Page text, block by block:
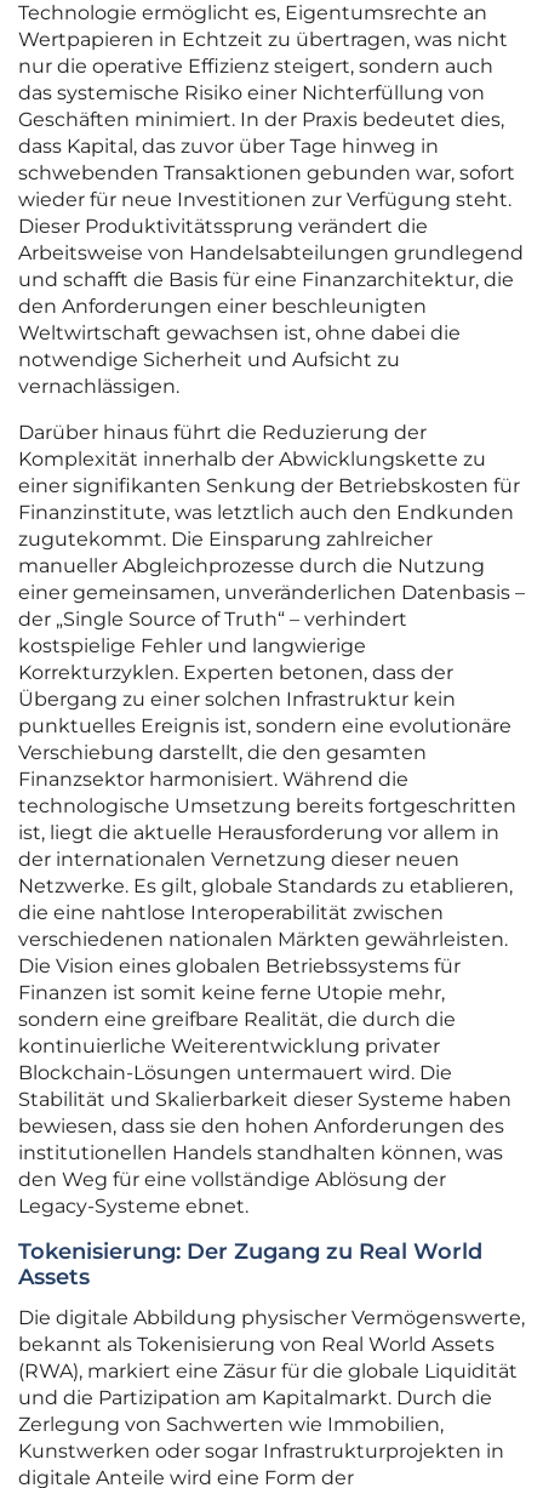
Technologie ermöglicht es, Eigentumsrechte an
Wertpapieren in Echtzeit zu übertragen, was nicht
nur die operative Effizienz steigert, sondern auch
das systemische Risiko einer Nichterfüllung von
Geschäften minimiert. In der Praxis bedeutet dies,
dass Kapital, das zuvor über Tage hinweg in
schwebenden Transaktionen gebunden war, sofort
wieder für neue Investitionen zur Verfügung steht.
Dieser Produktivitätssprung verändert die
Arbeitsweise von Handelsabteilungen grundlegend
und schafft die Basis für eine Finanzarchitektur, die
den Anforderungen einer beschleunigten
Weltwirtschaft gewachsen ist, ohne dabei die
notwendige Sicherheit und Aufsicht zu
vernachlässigen.
Darüber hinaus führt die Reduzierung der
Komplexität innerhalb der Abwicklungskette zu
einer signifikanten Senkung der Betriebskosten für
Finanzinstitute, was letztlich auch den Endkunden
zugutekommt. Die Einsparung zahlreicher
manueller Abgleichprozesse durch die Nutzung
einer gemeinsamen, unveränderlichen Datenbasis –
der „Single Source of Truth“ – verhindert
kostspielige Fehler und langwierige
Korrekturzyklen. Experten betonen, dass der
Übergang zu einer solchen Infrastruktur kein
punktuelles Ereignis ist, sondern eine evolutionäre
Verschiebung darstellt, die den gesamten
Finanzsektor harmonisiert. Während die
technologische Umsetzung bereits fortgeschritten
ist, liegt die aktuelle Herausforderung vor allem in
der internationalen Vernetzung dieser neuen
Netzwerke. Es gilt, globale Standards zu etablieren,
die eine nahtlose Interoperabilität zwischen
verschiedenen nationalen Märkten gewährleisten.
Die Vision eines globalen Betriebssystems für
Finanzen ist somit keine ferne Utopie mehr,
sondern eine greifbare Realität, die durch die
kontinuierliche Weiterentwicklung privater
Blockchain-Lösungen untermauert wird. Die
Stabilität und Skalierbarkeit dieser Systeme haben
bewiesen, dass sie den hohen Anforderungen des
institutionellen Handels standhalten können, was
den Weg für eine vollständige Ablösung der
Legacy-Systeme ebnet.
Tokenisierung: Der Zugang zu Real World
Assets
Die digitale Abbildung physischer Vermögenswerte,
bekannt als Tokenisierung von Real World Assets
(RWA), markiert eine Zäsur für die globale Liquidität
und die Partizipation am Kapitalmarkt. Durch die
Zerlegung von Sachwerten wie Immobilien,
Kunstwerken oder sogar Infrastrukturprojekten in
digitale Anteile wird eine Form der